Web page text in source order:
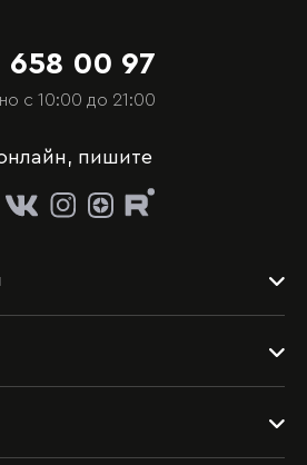
658 00 97
с 10:00 до 21:00
пишите
специалистом